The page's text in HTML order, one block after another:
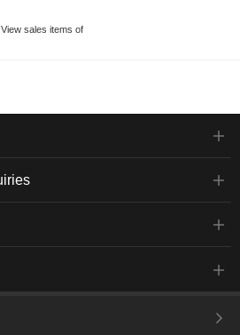
View sales items of